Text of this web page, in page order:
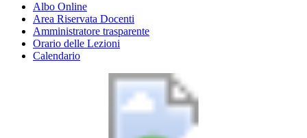
Albo Online
Area Riservata Docenti
Amministratore trasparente
Orario delle Lezioni
Calendario